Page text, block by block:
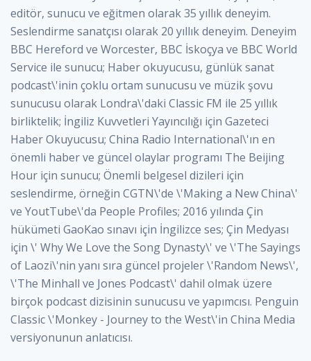
editör, sunucu ve eğitmen olarak 35 yıllık deneyim.
Seslendirme sanatçısı olarak 20 yıllık deneyim. Deneyim
BBC Hereford ve Worcester, BBC İskoçya ve BBC World
Service ile sunucu; Haber okuyucusu, günlük sanat
podcast\'inin çoklu ortam sunucusu ve müzik şovu
sunucusu olarak Londra\'daki Classic FM ile 25 yıllık
birliktelik; İngiliz Kuvvetleri Yayıncılığı için Gazeteci
Haber Okuyucusu; China Radio International\'ın en
önemli haber ve güncel olaylar programı The Beijing
Hour için sunucu; Önemli belgesel dizileri için
seslendirme, örneğin CGTN\'de \'Making a New China\'
ve YoutTube\'da People Profiles; 2016 yılında Çin
hükümeti GaoKao sınavı için İngilizce ses; Çin Medyası
için \' Why We Love the Song Dynasty\' ve \'The Sayings
of Laozi\'nin yanı sıra güncel projeler \'Random News\',
\'The Minhall ve Jones Podcast\' dahil olmak üzere
birçok podcast dizisinin sunucusu ve yapımcısı. Penguin
Classic \'Monkey - Journey to the West\'in China Media
versiyonunun anlatıcısı.